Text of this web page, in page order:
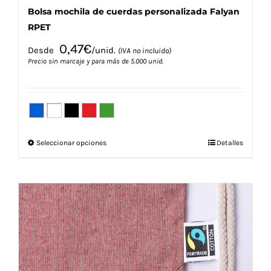
Bolsa mochila de cuerdas personalizada Falyan
RPET
Desde 0,47€/unid. (IVA no incluido)
Precio sin marcaje y para más de 5.000 unid.
Seleccionar opcionesEste
múltiples
variantes.
Las
opciones
se
pueden
elegir
Detalles